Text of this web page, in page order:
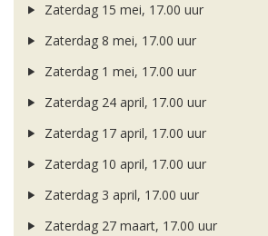
Zaterdag 15 mei, 17.00 uur
Zaterdag 8 mei, 17.00 uur
Zaterdag 1 mei, 17.00 uur
Zaterdag 24 april, 17.00 uur
Zaterdag 17 april, 17.00 uur
Zaterdag 10 april, 17.00 uur
Zaterdag 3 april, 17.00 uur
Zaterdag 27 maart, 17.00 uur